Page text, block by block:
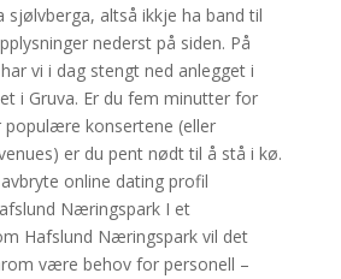
sjølvberga, altså ikkje ha band til
nederst på siden. På
vi i dag stengt ned anlegget i
i Gruva. Er du fem minutter for
populære konsertene (eller
er du pent nødt til å stå i kø.
online dating profil
Næringspark I et
Hafslund Næringspark vil det
være behov for personell –